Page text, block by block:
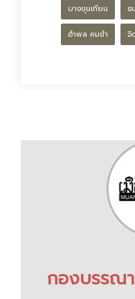
บางขุนเทียน ธ
อำพล คมขำ จิ
กองบรรณ